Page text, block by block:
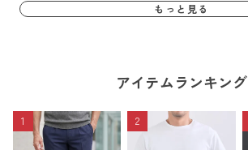
もっと見る
アイテムランキング
1 2